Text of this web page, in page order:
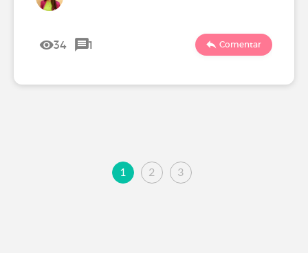
34 1 Comentar
1 2 3